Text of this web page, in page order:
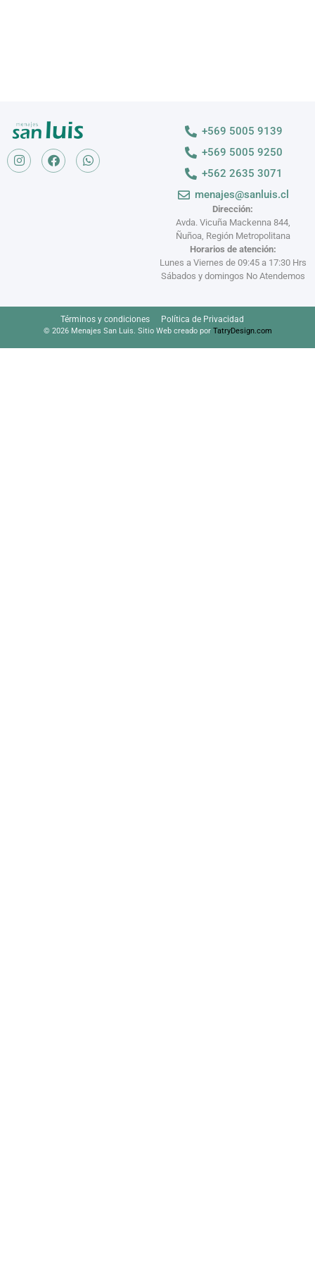
Dirección:
Avda. Vicuña Mackenna 844,
Ñuñoa, Región Metropolitana
Horarios de atención:
Lunes a Viernes de 09:45 a 17:30 Hrs
Sábados y domingos No Atendemos
+569 5005 9139
+569 5005 9250
+562 2635 3071
menajes@sanluis.cl
Términos y condiciones Política de Privacidad
© 2026 Menajes San Luis. Sitio Web creado por TatryDesign.com